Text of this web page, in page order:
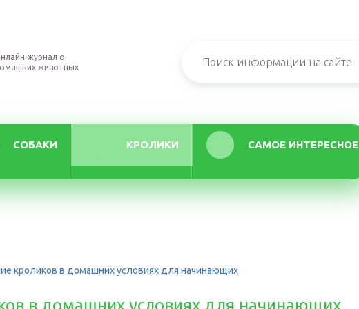
журнал о
животных
СОБАКИ КРОЛИКИ САМОЕ ИНТЕРЕСНОЕ
кроликов в домашних условиях для начинающих
в домашних условиях для начинающих